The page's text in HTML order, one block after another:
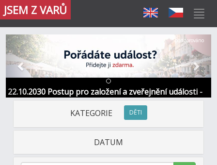
JSEM Z VARŮ
22.10.2030 Postup pro založení a zveřejnění události -
Informace / kontakt
Předchozí Další
Sponzorováno
KATEGORIE DĚTI
DATUM